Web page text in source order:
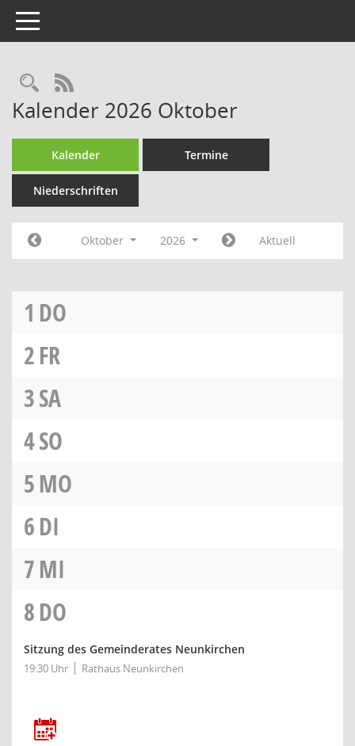
Toggle navigation
RSS-Feed
Kalender 2026 Oktober
Kalender Termine
Niederschriften
Oktober 2026 Aktuell
1 DO
2FR
3SA
4SO
5MO
6DI
7MI
8DO
Sitzung des Gemeinderates Neunkirchen
19:30 Uhr Rathaus Neunkirchen